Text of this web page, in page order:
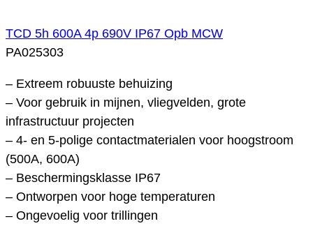
TCD 5h 600A 4p 690V IP67 Opb MCW
PA025303
– Extreem robuuste behuizing
– Voor gebruik in mijnen, vliegvelden, grote
infrastructuur projecten
– 4- en 5-polige contactmaterialen voor hoogstroom
(500A, 600A)
– Beschermingsklasse IP67
– Ontworpen voor hoge temperaturen
– Ongevoelig voor trillingen